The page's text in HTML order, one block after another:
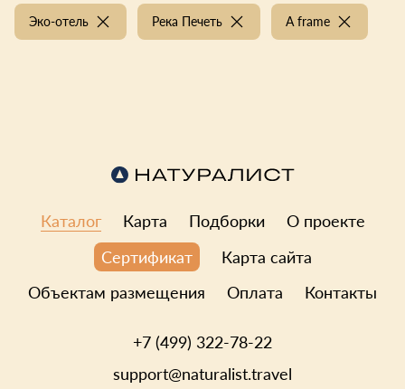
Эко-отель Река Печеть A frame
Каталог Карта Подборки
О проекте
Сертификат
Карта сайта
Объектам размещения
Оплата Контакты
+7 (499) 322-78-22
support@naturalist.travel